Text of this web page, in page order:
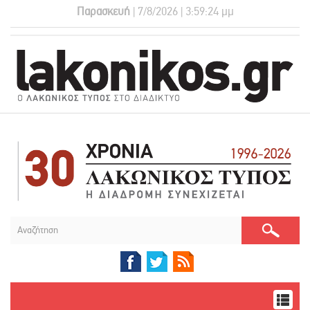
Παρασκευή | 7/8/2026 | 3:59:25 μμ